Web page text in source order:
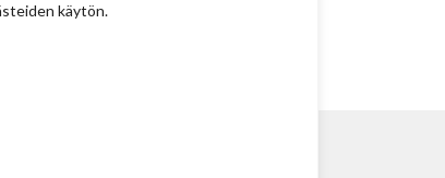
käytön.